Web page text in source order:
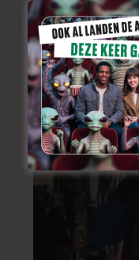
Korte animatiefilm
TIFF
22 uur ago